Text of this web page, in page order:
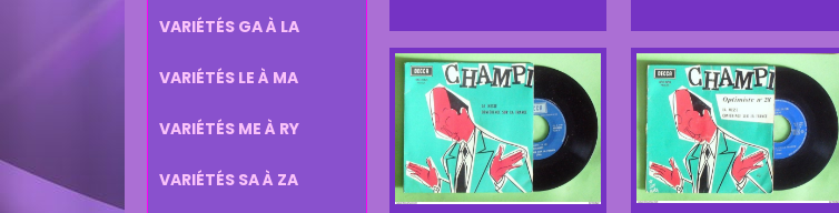
VARIÉTÉS GA À LA
VARIÉTÉS LE À MA
VARIÉTÉS ME À RY
VARIÉTÉS SA À ZA